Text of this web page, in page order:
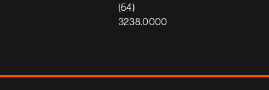
(54)
3238.0000